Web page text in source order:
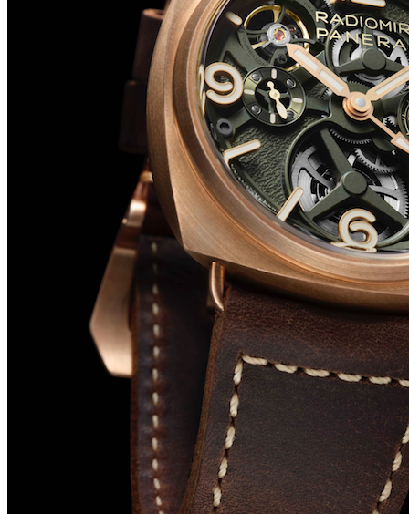
Big Bang Sapphire Sky Blue de Hublot